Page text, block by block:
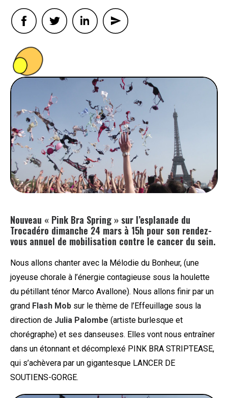
JEUX-VIDÉO
VINTAGE
FOOD
BONS PLANS
SOUTENEZ KULTT
Nouveau « Pink Bra Spring » sur l’esplanade du
Trocadéro dimanche 24 mars à 15h pour son rendez-
vous annuel de mobilisation contre le cancer du sein.
Nous allons chanter avec la Mélodie du Bonheur, (une
joyeuse chorale à l’énergie contagieuse sous la houlette
du pétillant ténor Marco Avallone). Nous allons finir par un
grand Flash Mob sur le thème de l’Effeuillage sous la
direction de Julia Palombe (artiste burlesque et
chorégraphe) et ses danseuses. Elles vont nous entraîner
dans un étonnant et décomplexé PINK BRA STRIPTEASE,
qui s’achèvera par un gigantesque LANCER DE
SOUTIENS-GORGE.